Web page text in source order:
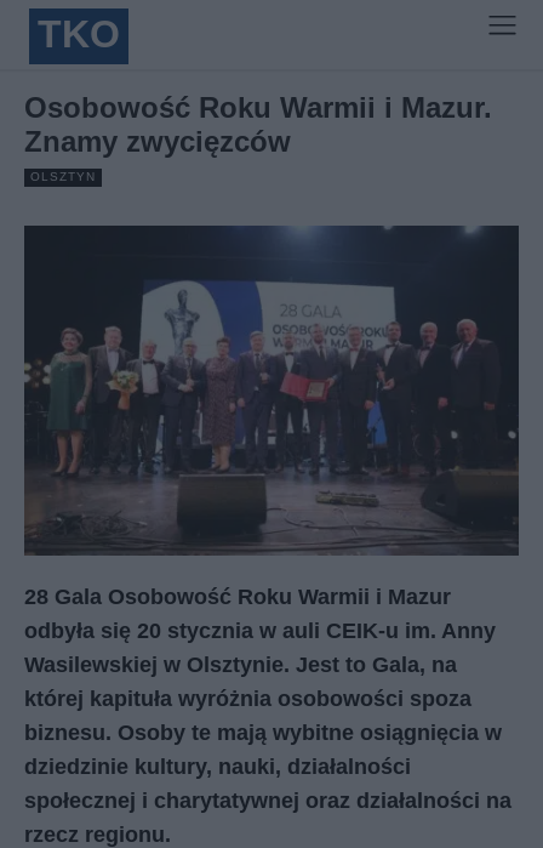
TKO
Osobowość Roku Warmii i Mazur.
Znamy zwycięzców
OLSZTYN
28 Gala Osobowość Roku Warmii i Mazur
odbyła się 20 stycznia w auli CEIK-u im. Anny
Wasilewskiej w Olsztynie. Jest to Gala, na
której kapituła wyróżnia osobowości spoza
biznesu. Osoby te mają wybitne osiągnięcia w
dziedzinie kultury, nauki, działalności
społecznej i charytatywnej oraz działalności na
rzecz regionu.